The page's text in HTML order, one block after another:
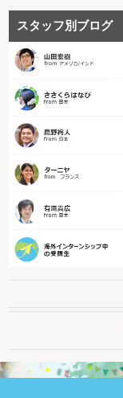
スタッフ別ブログ